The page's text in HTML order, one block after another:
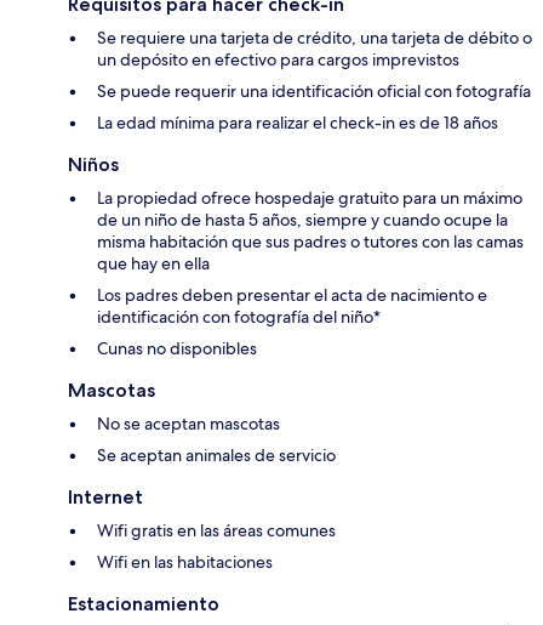
Se requiere una tarjeta de crédito, una tarjeta de débito o
un depósito en efectivo para cargos imprevistos
Se puede requerir una identificación oficial con fotografía
La edad mínima para realizar el check-in es de 18 años
Niños
La propiedad ofrece hospedaje gratuito para un máximo
de un niño de hasta 5 años, siempre y cuando ocupe la
misma habitación que sus padres o tutores con las camas
que hay en ella
Los padres deben presentar el acta de nacimiento e
identificación con fotografía del niño*
Cunas no disponibles
Mascotas
No se aceptan mascotas
Se aceptan animales de servicio
Internet
Wifi gratis en las áreas comunes
Wifi en las habitaciones
Estacionamiento